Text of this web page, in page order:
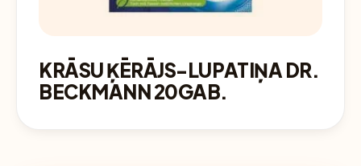
KRĀSU ĶĒRĀJS-LUPATIŅA DR.
BECKMANN 20GAB.